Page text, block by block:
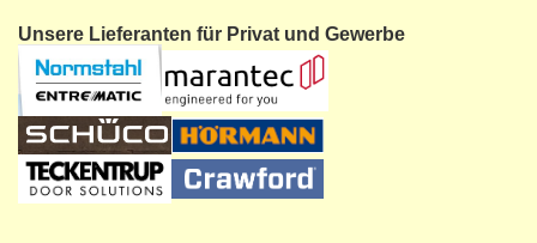
Unsere Lieferanten für Privat und Gewerbe